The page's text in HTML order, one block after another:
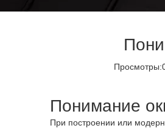
Просмотры:
Понимание
При построении или